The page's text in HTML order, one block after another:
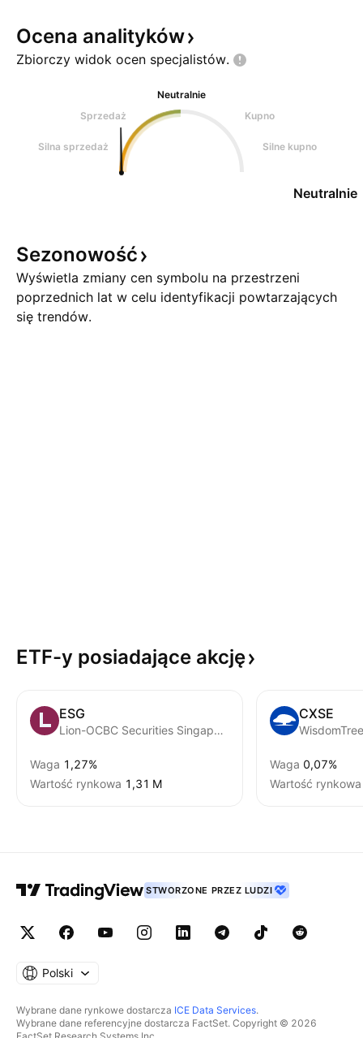
Ocena analityków
Zbiorczy widok ocen specjalistów.
Neutralnie
Sprzedaż
Kupno
Silna sprzedaż Silne kupno
Neutralnie
Sezonowość
Wyświetla zmiany cen symbolu na przestrzeni
poprzednich lat w celu identyfikacji powtarzających
się trendów.
ETF-y posiadające akcję
ESG
Lion-OCBC Securities Singapore Low Carbon ETF Units
Waga 1,27%
Wartość rynkowa ‪1,31 M‬
CXSE
Waga 0,07%
Wartość rynkowa
STWORZONE PRZEZ LUDZI
Polski
Wybrane dane rynkowe dostarcza ICE Data Services.
Wybrane dane referencyjne dostarcza FactSet. Copyright © 2026